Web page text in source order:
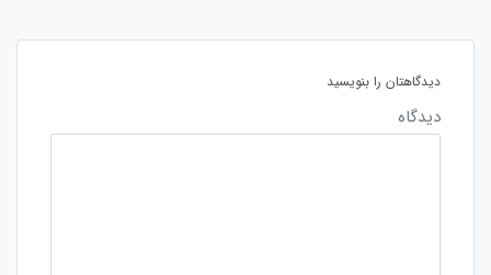
دیدگاهتان را بنویسید
دیدگاه